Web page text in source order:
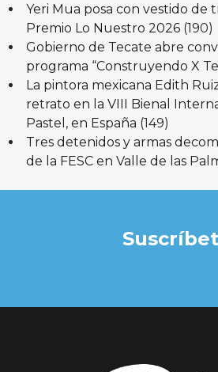
Yeri Mua posa con vestido de
Premio Lo Nuestro 2026 (190)
Gobierno de Tecate abre
programa “Construyendo X
La pintora mexicana Edith
retrato en la VIII Bienal
Pastel, en España (149)
Tres detenidos y armas
de la FESC en Valle de las